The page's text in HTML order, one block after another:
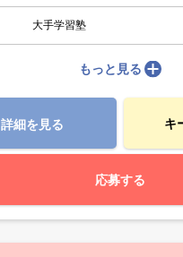
大手学習塾
もっと見る
詳細を見る キ
応募する